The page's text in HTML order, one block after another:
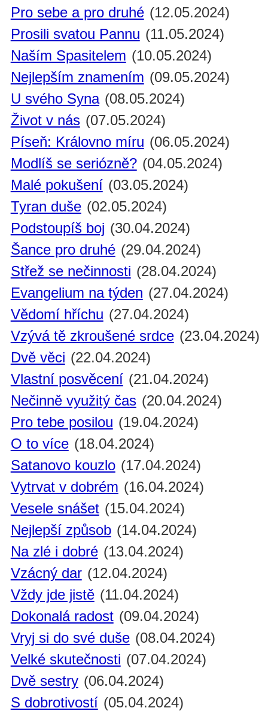
Pro sebe a pro druhé (12.05.2024)
Prosili svatou Pannu (11.05.2024)
Naším Spasitelem (10.05.2024)
Nejlepším znamením (09.05.2024)
U svého Syna (08.05.2024)
Život v nás (07.05.2024)
Píseň: Královno míru (06.05.2024)
Modlíš se seriózně? (04.05.2024)
Malé pokušení (03.05.2024)
Tyran duše (02.05.2024)
Podstoupíš boj (30.04.2024)
Šance pro druhé (29.04.2024)
Střež se nečinnosti (28.04.2024)
Evangelium na týden (27.04.2024)
Vědomí hříchu (27.04.2024)
Vzývá tě zkroušené srdce (23.04.2024)
Dvě věci (22.04.2024)
Vlastní posvěcení (21.04.2024)
Nečinně využitý čas (20.04.2024)
Pro tebe posilou (19.04.2024)
O to více (18.04.2024)
Satanovo kouzlo (17.04.2024)
Vytrvat v dobrém (16.04.2024)
Vesele snášet (15.04.2024)
Nejlepší způsob (14.04.2024)
Na zlé i dobré (13.04.2024)
Vzácný dar (12.04.2024)
Vždy jde jistě (11.04.2024)
Dokonalá radost (09.04.2024)
Vryj si do své duše (08.04.2024)
Velké skutečnosti (07.04.2024)
Dvě sestry (06.04.2024)
S dobrotivostí (05.04.2024)